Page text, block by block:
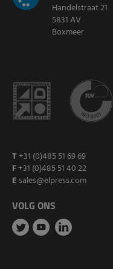
Handelstraat 21
5831 AV
Boxmeer
T +31 (0)485 51 69 69
F+31 (0)485 51 40 22
E sales@elpress.com
VOLG ONS